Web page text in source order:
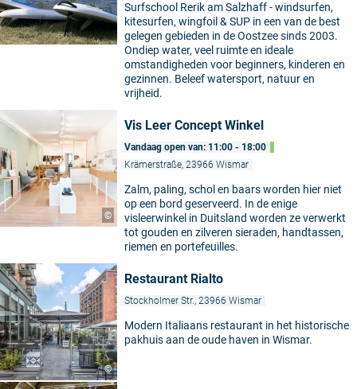
Surfschool Rerik am Salzhaff - windsurfen,
kitesurfen, wingfoil & SUP in een van de best
gelegen gebieden in de Oostzee sinds 2003.
Ondiep water, veel ruimte en ideale
omstandigheden voor beginners, kinderen en
gezinnen. Beleef watersport, natuur en
vrijheid.
©
Vis Leer Concept Winkel
Vandaag open van: 11:00 - 18:00
Krämerstraße, 23966 Wismar
Zalm, paling, schol en baars worden hier niet
op een bord geserveerd. In de enige
visleerwinkel in Duitsland worden ze verwerkt
tot gouden en zilveren sieraden, handtassen,
riemen en portefeuilles.
©
Restaurant Rialto
Stockholmer Str., 23966 Wismar
Modern Italiaans restaurant in het historische
pakhuis aan de oude haven in Wismar.